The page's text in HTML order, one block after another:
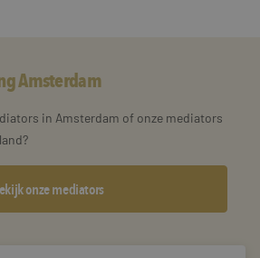
Amsterdam
in Amsterdam of onze mediators
onze mediators